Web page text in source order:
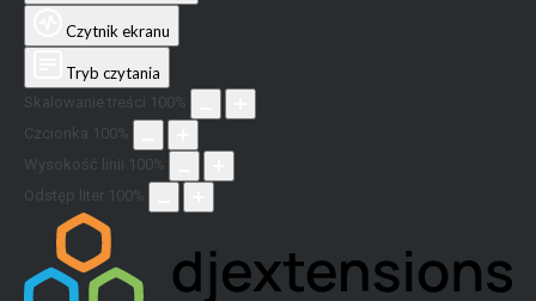
Czytnik ekranu
Tryb czytania
Skalowanie treści 100%
Czcionka 100%
Wysokość linii 100%
Odstęp liter 100%